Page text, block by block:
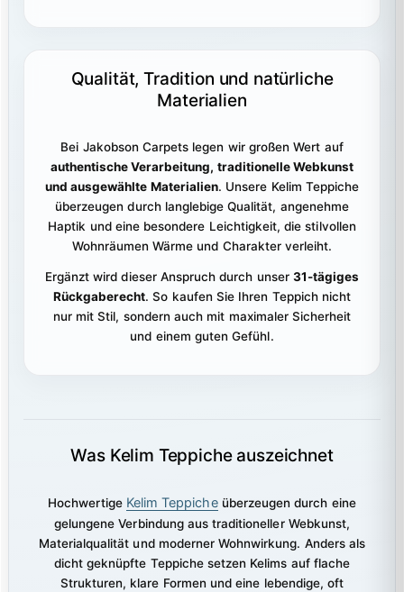
Qualität, Tradition und natürliche
Materialien
Bei Jakobson Carpets legen wir großen Wert auf
authentische Verarbeitung, traditionelle Webkunst
und ausgewählte Materialien. Unsere Kelim Teppiche
überzeugen durch langlebige Qualität, angenehme
Haptik und eine besondere Leichtigkeit, die stilvollen
Wohnräumen Wärme und Charakter verleiht.
Ergänzt wird dieser Anspruch durch unser 31-tägiges
Rückgaberecht. So kaufen Sie Ihren Teppich nicht
nur mit Stil, sondern auch mit maximaler Sicherheit
und einem guten Gefühl.
Was Kelim Teppiche auszeichnet
Hochwertige Kelim Teppicheüberzeugen durch eine
gelungene Verbindung aus traditioneller Webkunst,
Materialqualität und moderner Wohnwirkung. Anders als
dicht geknüpfte Teppiche setzen Kelims auf flache
Strukturen, klare Formen und eine lebendige, oft